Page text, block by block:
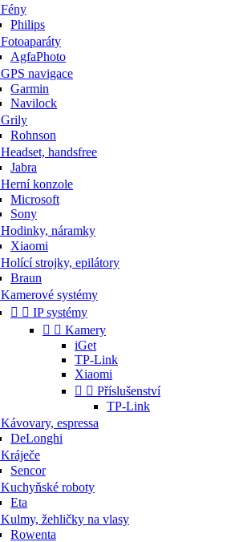
Fény
Philips
Fotoaparáty
AgfaPhoto
GPS navigace
Garmin
Navilock
Grily
Rohnson
Headset, handsfree
Jabra
Herní konzole
Microsoft
Sony
Hodinky, náramky
Xiaomi
Holící strojky, epilátory
Braun
Kamerové systémy
  IP systémy
  Kamery
iGet
TP-Link
Xiaomi
  Příslušenství
TP-Link
Kávovary, espressa
DeLonghi
Kráječe
Sencor
Kuchyňské roboty
Eta
Kulmy, žehličky na vlasy
Rowenta